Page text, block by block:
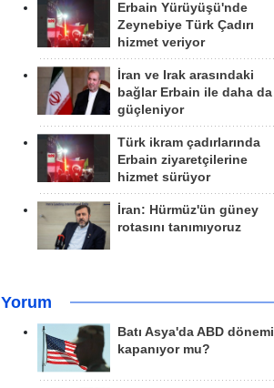
Erbain Yürüyüşü'nde
Zeynebiye Türk Çadırı
hizmet veriyor
İran ve Irak arasındaki
bağlar Erbain ile daha da
güçleniyor
Türk ikram çadırlarında
Erbain ziyaretçilerine
hizmet sürüyor
İran: Hürmüz'ün güney
rotasını tanımıyoruz
Yorum
Batı Asya'da ABD dönemi
kapanıyor mu?